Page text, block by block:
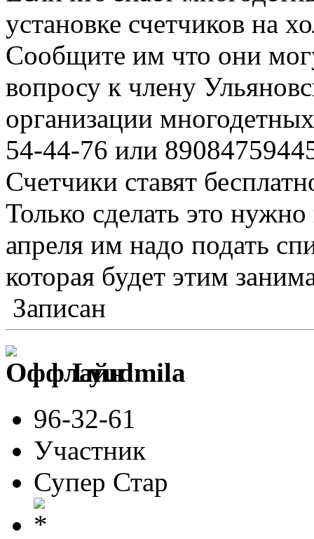
установке счетчиков на
Сообщите им что они
вопросу к члену
организации
54-44-76 или
Счетчики ставят
Только сделать это
апреля им надо подать
которая будет этим
Записан
Lyudmila
96-32-61
Участник
Супер Стар